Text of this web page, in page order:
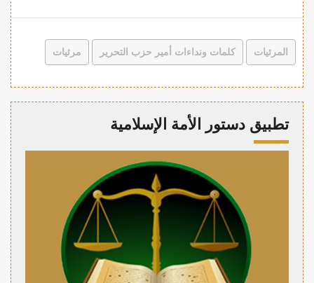
المرئيات كلمات ونداءات أمير حزب التحرير مرئيات
تطبيق دستور الأمة الإسلامية